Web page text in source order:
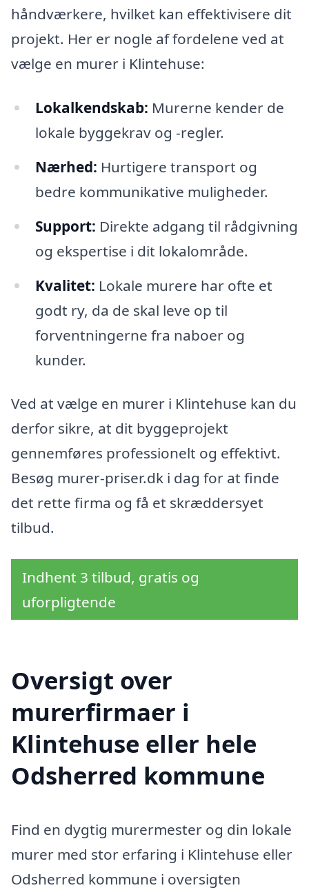
håndværkere, hvilket kan effektivisere dit
projekt. Her er nogle af fordelene ved at
vælge en murer i Klintehuse:
Lokalkendskab: Murerne kender de
lokale byggekrav og -regler.
Nærhed: Hurtigere transport og
bedre kommunikative muligheder.
Support: Direkte adgang til rådgivning
og ekspertise i dit lokalområde.
Kvalitet: Lokale murere har ofte et
godt ry, da de skal leve op til
forventningerne fra naboer og
kunder.
Ved at vælge en murer i Klintehuse kan du
derfor sikre, at dit byggeprojekt
gennemføres professionelt og effektivt.
Besøg murer-priser.dk i dag for at finde
det rette firma og få et skræddersyet
tilbud.
Indhent 3 tilbud, gratis og
uforpligtende
Oversigt over
murerfirmaer i
Klintehuse eller hele
Odsherred kommune
Find en dygtig murermester og din lokale
murer med stor erfaring i Klintehuse eller
Odsherred kommune i oversigten